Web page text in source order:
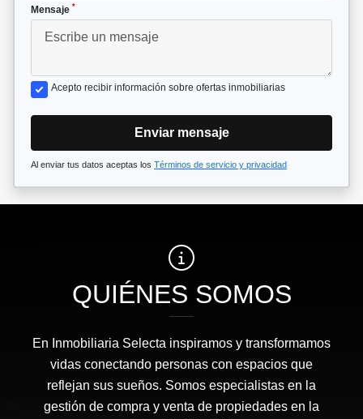
Mensaje *
Acepto recibir información sobre ofertas inmobiliarias
Enviar mensaje
Al enviar tus datos aceptas los Términos de servicio y privacidad
QUIÉNES SOMOS
En Inmobiliaria Selecta inspiramos y transformamos
vidas conectando personas con espacios que
reflejan sus sueños. Somos especialistas en la
gestión de compra y venta de propiedades en la